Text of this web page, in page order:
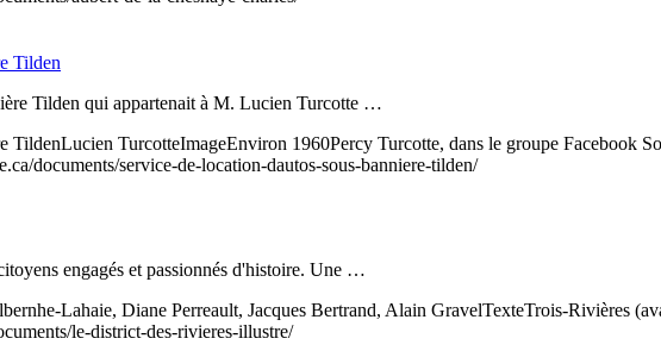
Tilden
Tilden qui appartenait à M. Lucien Turcotte …
TildenLucien TurcotteImageEnviron 1960Percy Turcotte, dans le groupe Facebook
documents/service-de-location-dautos-sous-banniere-tilden/
engagés et passionnés d'histoire. Une …
Lahaie, Diane Perreault, Jacques Bertrand, Alain GravelTexteTrois-Rivières
le-district-des-rivieres-illustre/